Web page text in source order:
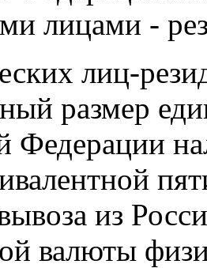
лицами -
лиц-
размер
Федерации
из
валюты